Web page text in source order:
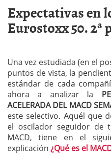
Expectativas en
Eurostoxx 50. 2ª
Una vez estudiada (en el
puntos de vista, la
estándar de cada
ahora a analizar la
ACELERADA DEL MACD
este selectivo. Aquél que
el oscilador seguidor de
MACD, tiene en el
explicación ¿Qué es el